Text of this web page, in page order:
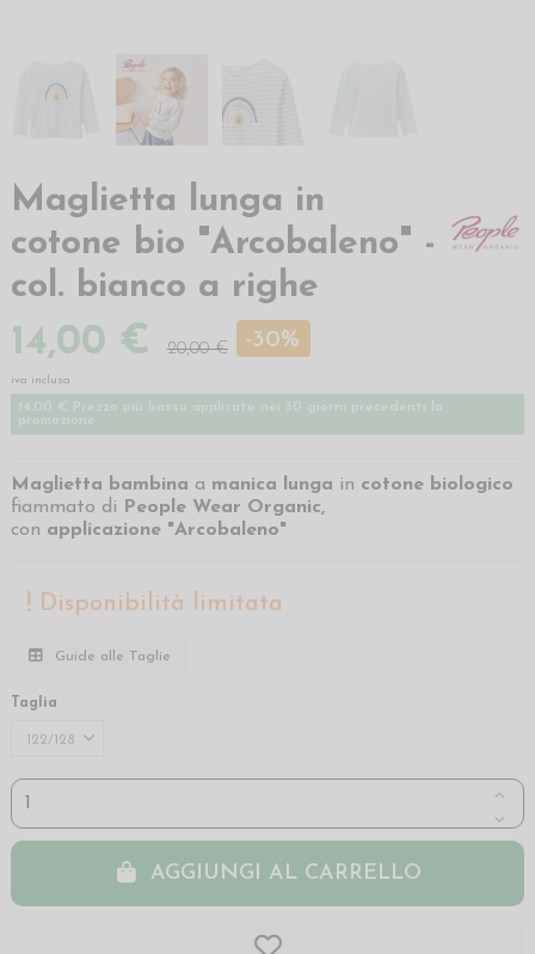
Maglietta lunga in
cotone bio "Arcobaleno" -
col. bianco a righe
14,00 € 20,00 € -30%
iva inclusa
14,00 € Prezzo più basso applicato nei 30 giorni precedenti la
promozione
Maglietta bambina a manica lunga in cotone biologico
fiammato di People Wear Organic,
con applicazione "Arcobaleno"
Disponibilità limitata
Guide alle Taglie
Taglia
AGGIUNGI AL CARRELLO